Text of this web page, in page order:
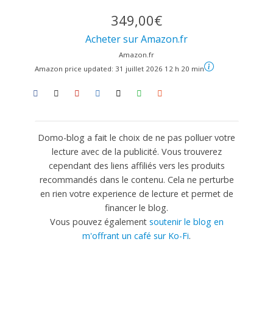
349,00€
Acheter sur Amazon.fr
Amazon.fr
Amazon price updated: 31 juillet 2026 12 h 20 min
Domo-blog a fait le choix de ne pas polluer votre
lecture avec de la publicité. Vous trouverez
cependant des liens affiliés vers les produits
recommandés dans le contenu. Cela ne perturbe
en rien votre experience de lecture et permet de
financer le blog.
Vous pouvez également soutenir le blog en
m'offrant un café sur Ko-Fi.